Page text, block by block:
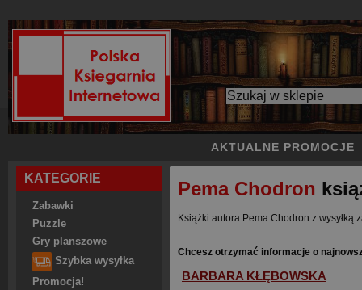
AKTUALNE PROMOCJE
KATEGORIE
Zabawki
Puzzle
Gry planszowe
Szybka wysyłka
Promocja!
Pema Chodron
Książki autora Pema Chodron z wysyłką
Chcesz otrzymać informacje o
BARBARA KŁĘBOWSKA